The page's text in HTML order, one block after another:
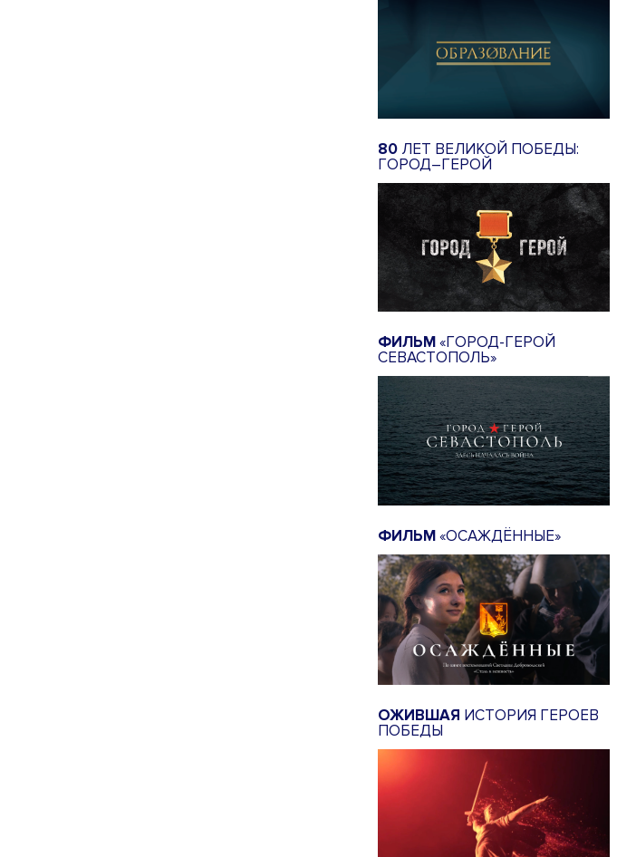
80 ЛЕТ ВЕЛИКОЙ ПОБЕДЫ:
ГОРОД–ГЕРОЙ
ФИЛЬМ«ГОРОД-ГЕРОЙ
СЕВАСТОПОЛЬ»
ФИЛЬМ«ОСАЖДЁННЫЕ»
ОЖИВШАЯ ИСТОРИЯ ГЕРОЕВ
ПОБЕДЫ